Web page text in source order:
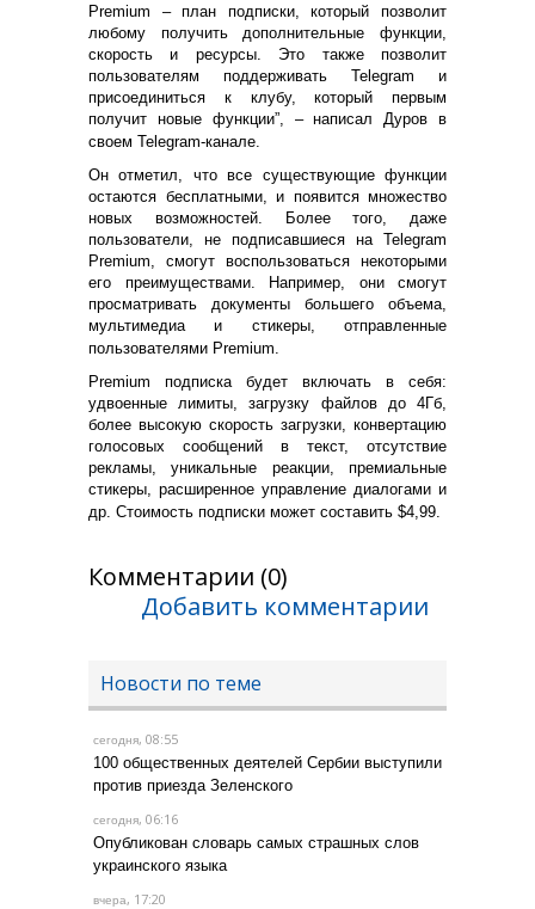
Premium – план подписки, который позволит
любому получить дополнительные функции,
скорость и ресурсы. Это также позволит
пользователям поддерживать Telegram и
присоединиться к клубу, который первым
получит новые функции”, – написал Дуров в
своем Telegram-канале.
Он отметил, что все существующие функции
остаются бесплатными, и появится множество
новых возможностей. Более того, даже
пользователи, не подписавшиеся на Telegram
Premium, смогут воспользоваться некоторыми
его преимуществами. Например, они смогут
просматривать документы большего объема,
мультимедиа и стикеры, отправленные
пользователями Premium.
Premium подписка будет включать в себя:
удвоенные лимиты, загрузку файлов до 4Гб,
более высокую скорость загрузки, конвертацию
голосовых сообщений в текст, отсутствие
рекламы, уникальные реакции, премиальные
стикеры, расширенное управление диалогами и
др. Стоимость подписки может составить $4,99.
Комментарии (0)
Добавить комментарии
Новости по теме
сегодня, 08:55
100 общественных деятелей Сербии выступили
против приезда Зеленского
сегодня, 06:16
Опубликован словарь самых страшных слов
украинского языка
вчера, 17:20